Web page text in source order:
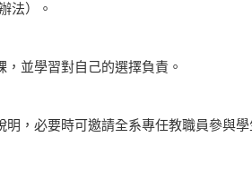
法）。
並學習對自己的選擇負責。
，必要時可邀請全系專任教職員參與學